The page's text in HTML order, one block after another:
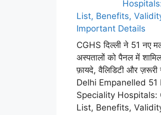
List, Benefits,
Important Details
CGHS दिल्ली ने 51 नए
अस्पतालों को पैनल में
फ़ायदे, वैलिडिटी और ज़रूरी
Delhi Empanelled
Speciality Hospitals:
List, Benefits,